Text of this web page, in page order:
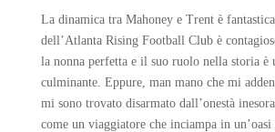
La dinamica tra Mahoney e Trent è
dell’Atlanta Rising Football Club è
la nonna perfetta e il suo ruolo nella storia è
culminante. Eppure, man mano che mi
mi sono trovato disarmato dall’onestà
come un viaggiatore che inciampa in un’oasi